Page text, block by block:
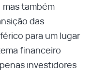
também
das
para um lugar
financeiro
investidores